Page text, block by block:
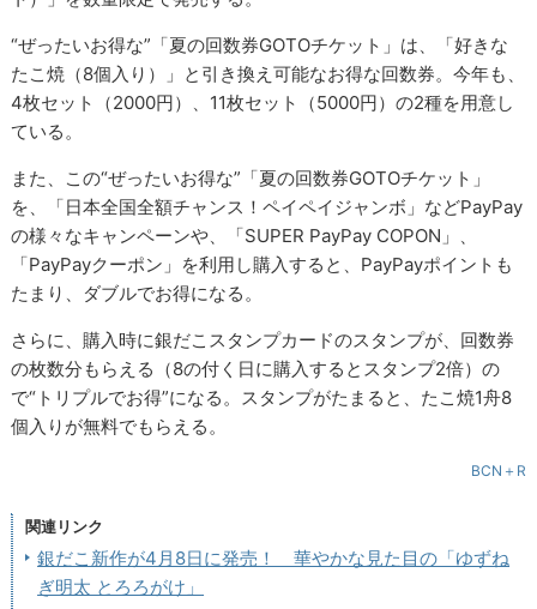
“ぜったいお得な”「夏の回数券GOTOチケット」は、「好きな
たこ焼（8個入り）」と引き換え可能なお得な回数券。今年も、
4枚セット（2000円）、11枚セット（5000円）の2種を用意し
ている。
また、この“ぜったいお得な”「夏の回数券GOTOチケット」
を、「日本全国全額チャンス！ペイペイジャンボ」などPayPay
の様々なキャンペーンや、「SUPER PayPay COPON」、
「PayPayクーポン」を利用し購入すると、PayPayポイントも
たまり、ダブルでお得になる。
さらに、購入時に銀だこスタンプカードのスタンプが、回数券
の枚数分もらえる（8の付く日に購入するとスタンプ2倍）の
で“トリプルでお得”になる。スタンプがたまると、たこ焼1舟8
個入りが無料でもらえる。
BCN＋R
関連リンク
銀だこ新作が4月8日に発売！ 華やかな見た目の「ゆずね
ぎ明太 とろろがけ」